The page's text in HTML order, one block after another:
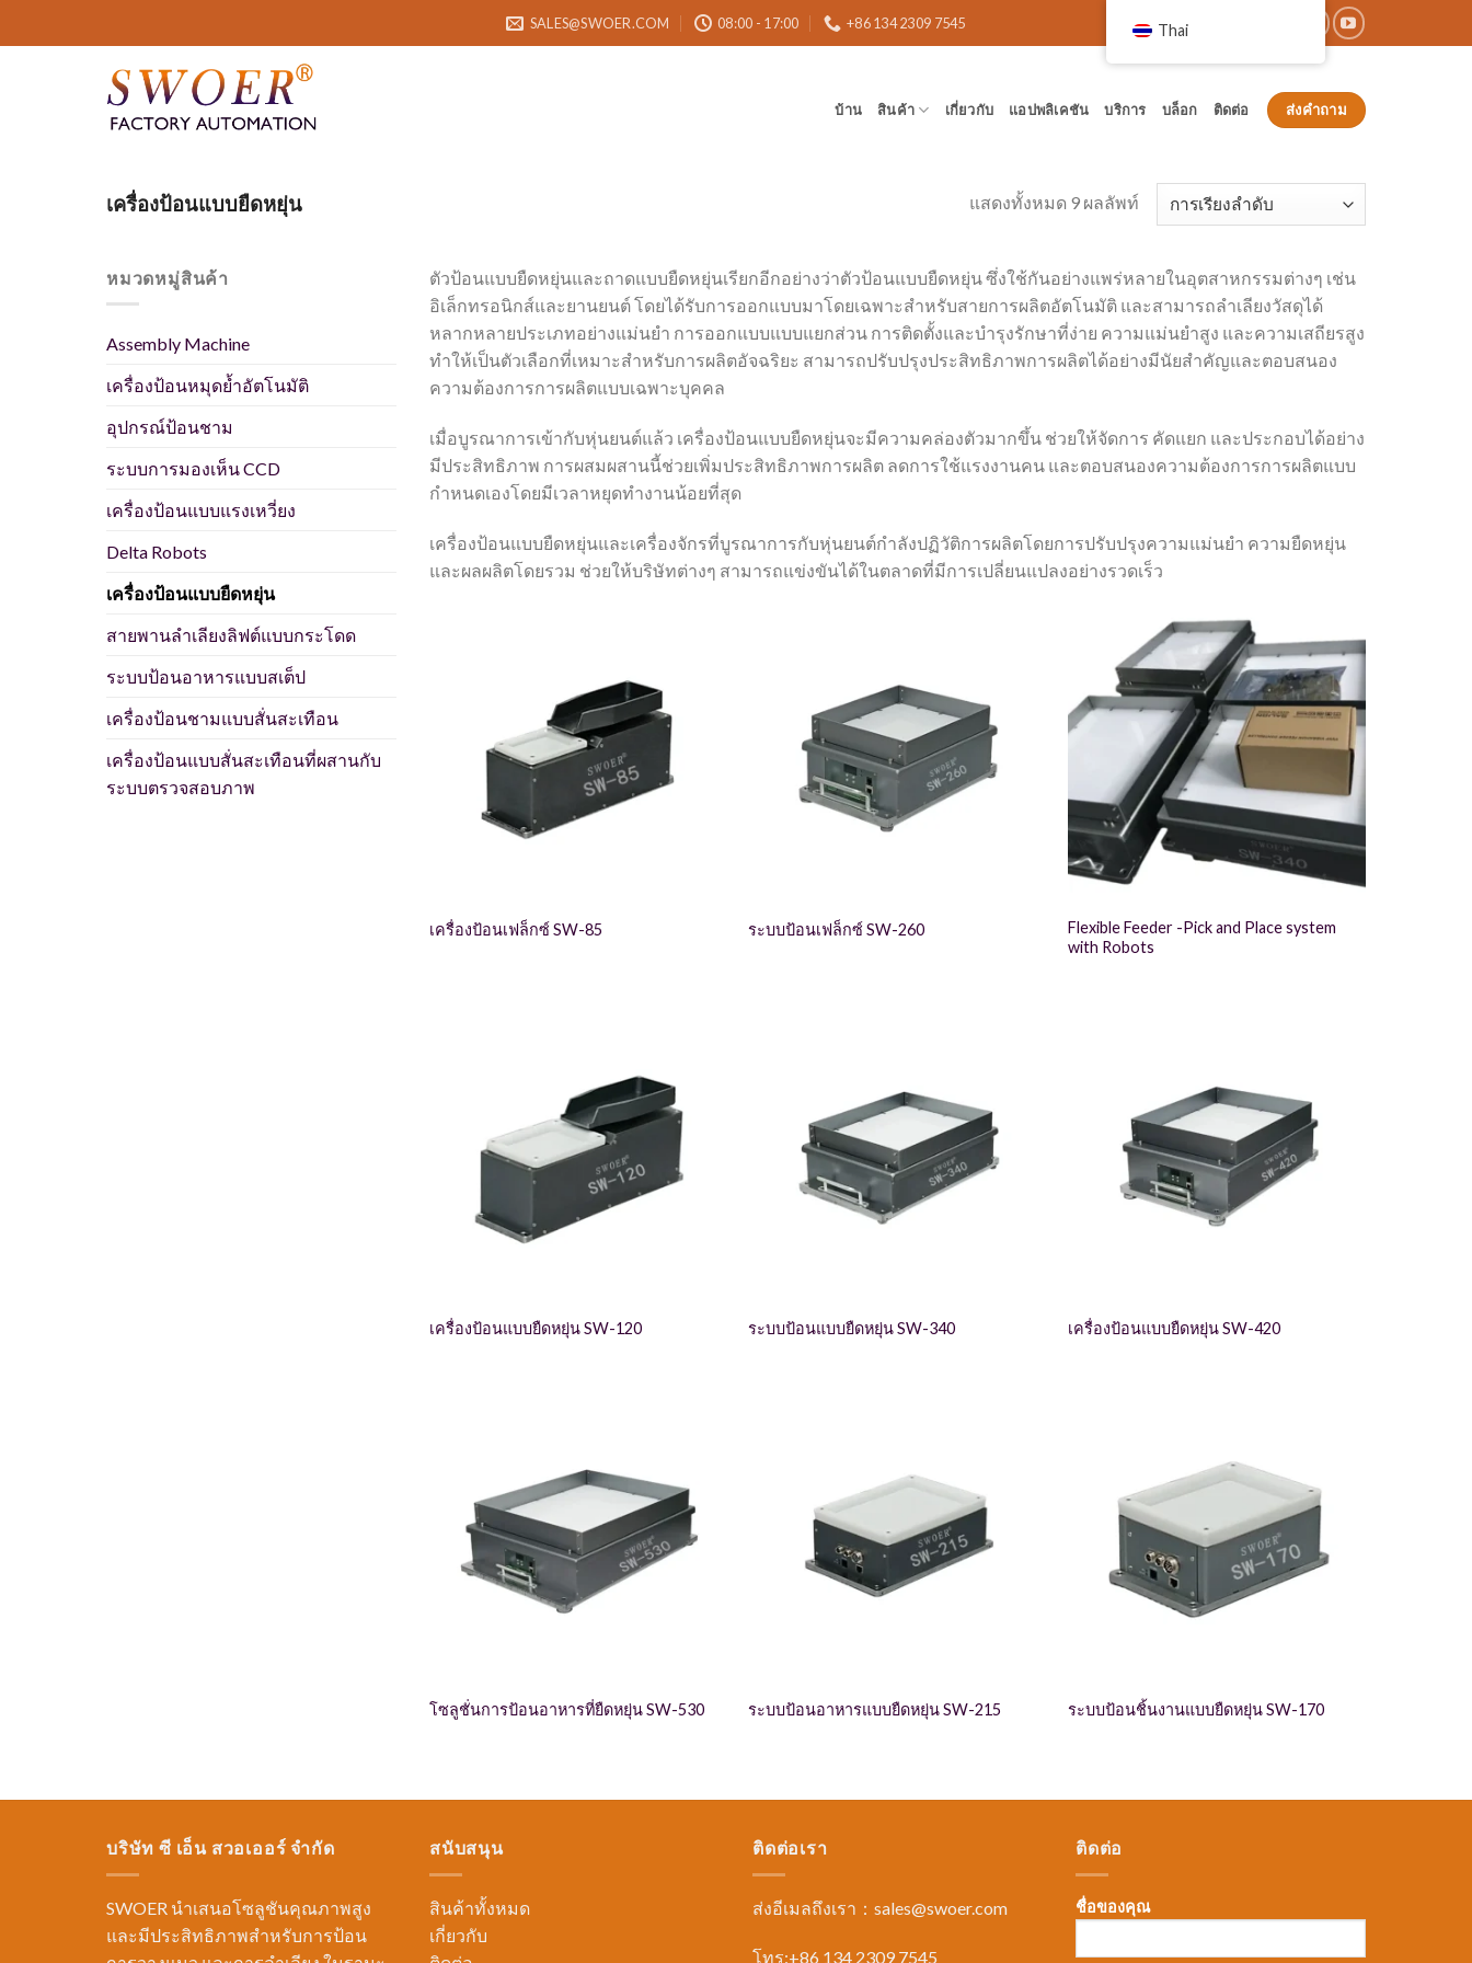
SALES@SWOER.COM 08:00 - 17:00 +86 134 2309 7545
บ้าน สินค้า เกี่ยวกับ แอปพลิเคชัน บริการ บล็อก ติดต่อ ส่งคำถาม
เครื่องป้อนแบบยืดหยุ่น แสดงทั้งหมด 9 ผลลัพท์
หมวดหมู่สินค้า
Assembly Machine
เครื่องป้อนหมุดย้ำอัตโนมัติ
อุปกรณ์ป้อนชาม
ระบบการมองเห็น CCD
เครื่องป้อนแบบแรงเหวี่ยง
Delta Robots
เครื่องป้อนแบบยืดหยุ่น
สายพานลำเลียงลิฟต์แบบกระโดด
ระบบป้อนอาหารแบบสเต็ป
เครื่องป้อนชามแบบสั่นสะเทือน
เครื่องป้อนแบบสั่นสะเทือนที่ผสานกับ
ระบบตรวจสอบภาพ
ตัวป้อนแบบยืดหยุ่นและถาดแบบยืดหยุ่นเรียกอีกอย่างว่าตัวป้อนแบบยืดหยุ่น ซึ่งใช้กันอย่างแพร่หลายในอุตสาหกรรมต่างๆ เช่น
อิเล็กทรอนิกส์และยานยนต์ โดยได้รับการออกแบบมาโดยเฉพาะสำหรับสายการผลิตอัตโนมัติ และสามารถลำเลียงวัสดุได้
หลากหลายประเภทอย่างแม่นยำ การออกแบบแบบแยกส่วน การติดตั้งและบำรุงรักษาที่ง่าย ความแม่นยำสูง และความเสถียรสูง
ทำให้เป็นตัวเลือกที่เหมาะสำหรับการผลิตอัจฉริยะ สามารถปรับปรุงประสิทธิภาพการผลิตได้อย่างมีนัยสำคัญและตอบสนอง
ความต้องการการผลิตแบบเฉพาะบุคคล
เมื่อบูรณาการเข้ากับหุ่นยนต์แล้ว เครื่องป้อนแบบยืดหยุ่นจะมีความคล่องตัวมากขึ้น ช่วยให้จัดการ คัดแยก และประกอบได้อย่าง
มีประสิทธิภาพ การผสมผสานนี้ช่วยเพิ่มประสิทธิภาพการผลิต ลดการใช้แรงงานคน และตอบสนองความต้องการการผลิตแบบ
กำหนดเองโดยมีเวลาหยุดทำงานน้อยที่สุด
เครื่องป้อนแบบยืดหยุ่นและเครื่องจักรที่บูรณาการกับหุ่นยนต์กำลังปฏิวัติการผลิตโดยการปรับปรุงความแม่นยำ ความยืดหยุ่น
และผลผลิตโดยรวม ช่วยให้บริษัทต่างๆ สามารถแข่งขันได้ในตลาดที่มีการเปลี่ยนแปลงอย่างรวดเร็ว
เครื่องป้อนเฟล็กซ์ SW-85 ระบบป้อนเฟล็กซ์ SW-260
Flexible Feeder -Pick and Place system
with Robots
เครื่องป้อนแบบยืดหยุ่น SW-120 ระบบป้อนแบบยืดหยุ่น SW-340 เครื่องป้อนแบบยืดหยุ่น SW-420
โซลูชั่นการป้อนอาหารที่ยืดหยุ่น SW-530 ระบบป้อนอาหารแบบยืดหยุ่น SW-215 ระบบป้อนชิ้นงานแบบยืดหยุ่น SW-170
บริษัท ซี เอ็น สวอเออร์ จำกัด
SWOER นำเสนอโซลูชันคุณภาพสูง
และมีประสิทธิภาพสำหรับการป้อน
สนับสนุน
สินค้าทั้งหมด
เกี่ยวกับ
ติดต่อเรา
ส่งอีเมลถึงเรา： sales@swoer.com
โทร:+86 134 2309 7545
ติดต่อ
ชื่อของคุณ
Thai